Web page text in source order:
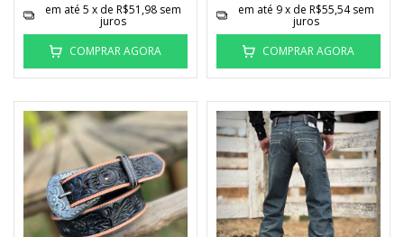
em até 5 x de R$51,98 sem
juros
COMPRAR AGORA
em até 9 x de R$55,54 sem
juros
COMPRAR AGORA